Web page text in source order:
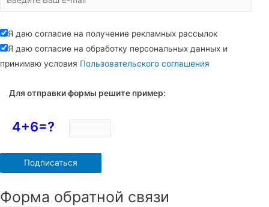
Я даю согласие на получение рекламных рассылок
Я даю согласие на обработку персональных данных и
принимаю условия Пользовательского соглашения
Для отправки формы решите пример:
4+6=?
Форма обратной связи